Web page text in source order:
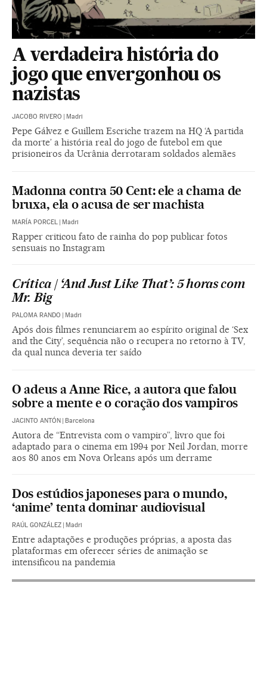
A verdadeira história do
jogo que envergonhou os
nazistas
JACOBO RIVERO Madri
Pepe Gálvez e Guillem Escriche trazem na HQ ‘A partida
da morte’ a história real do jogo de futebol em que
prisioneiros da Ucrânia derrotaram soldados alemães
Madonna contra 50 Cent: ele a chama de
bruxa, ela o acusa de ser machista
MARÍA PORCEL Madri
Rapper criticou fato de rainha do pop publicar fotos
sensuais no Instagram
Crítica | ‘And Just Like That’: 5 horas com
Mr. Big
PALOMA RANDO Madri
Após dois filmes renunciarem ao espírito original de ‘Sex
and the City’, sequência não o recupera no retorno à TV,
da qual nunca deveria ter saído
O adeus a Anne Rice, a autora que falou
sobre a mente e o coração dos vampiros
JACINTO ANTÓN Barcelona
Autora de “Entrevista com o vampiro”, livro que foi
adaptado para o cinema em 1994 por Neil Jordan, morre
aos 80 anos em Nova Orleans após um derrame
Dos estúdios japoneses para o mundo,
‘anime’ tenta dominar audiovisual
RAÚL GONZÁLEZ Madri
Entre adaptações e produções próprias, a aposta das
plataformas em oferecer séries de animação se
intensificou na pandemia